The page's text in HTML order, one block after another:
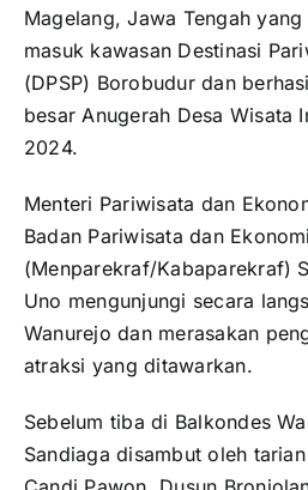
Magelang, Jawa Tengah
masuk kawasan Destinasi
(DPSP) Borobudur dan
besar Anugerah Desa Wisata
2024.
Menteri Pariwisata dan
Badan Pariwisata dan
(Menparekraf/Kabaparekraf)
Uno mengunjungi secara
Wanurejo dan merasakan
atraksi yang ditawarkan.
Sebelum tiba di Balkondes
Sandiaga disambut oleh